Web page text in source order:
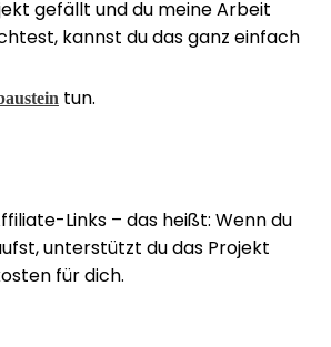
gefällt und du meine Arbeit
kannst du das ganz einfach
tun.
Links – das heißt: Wenn du
unterstützt du das Projekt
für dich.